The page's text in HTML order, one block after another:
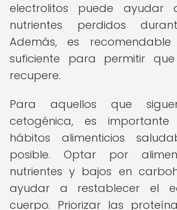
electrolitos puede ayudar
nutrientes perdidos
Además, es
suficiente para permitir
recupere.
Para aquellos que
cetogénica, es
hábitos alimenticios
posible. Optar por
nutrientes y bajos en
ayudar a restablecer el
cuerpo. Priorizar las